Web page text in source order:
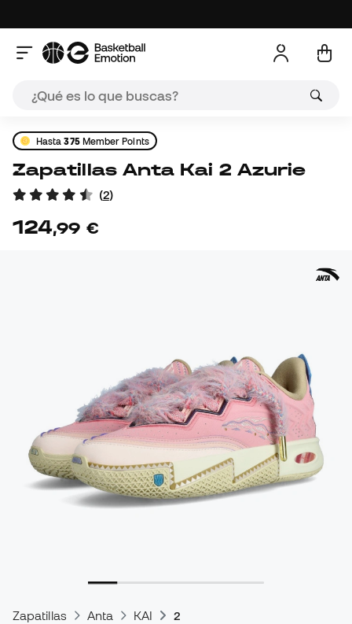
Hasta375Member Points
Zapatillas Anta Kai 2 Azurie
(2)
124,99 €
Zapatillas Anta KAI 2